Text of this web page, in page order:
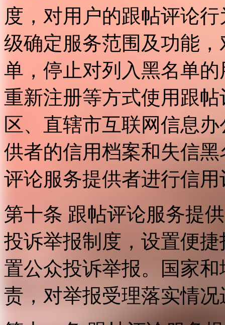
度，对用户的跟帖评论
级确定服务范围及功能
单，停止对列入黑名单
重新注册等方式使用跟
区、直辖市互联网信息
供者的信用档案和失信
评论服务提供者进行信用
第十条 跟帖评论服务提
投诉举报制度，设置便
置公众投诉举报。国家
责，对举报受理落实情